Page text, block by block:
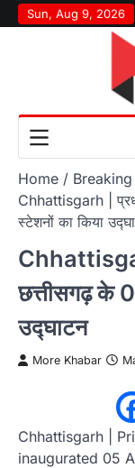
Skip
to
Sun, Aug 9, 2026
Home
Breaking
Chhattisgarh |
स्टेशनों का किया
छत्तीसगढ़ के
उद्घाटन
More Khabar
Chhattisgarh |
inaugurated 05